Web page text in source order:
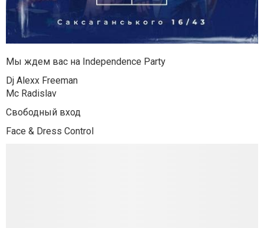
Мы ждем вас на Independence Party
Dj Alexx Freeman
Mc Radislav
Cвободный вход
Face & Dress Control